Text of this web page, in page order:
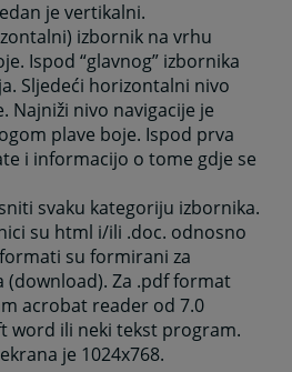
je vertikalni.
izbornik na vrhu
Ispod “glavnog” izbornika
Sljedeći horizontalni nivo
Najniži nivo navigacije je
plave boje. Ispod prva
i informacijo o tome gdje se
svaku kategoriju izbornika.
su html i/ili .doc. odnosno
su formirani za
(download). Za .pdf format
acrobat reader od 7.0
word ili neki tekst program.
je 1024x768.